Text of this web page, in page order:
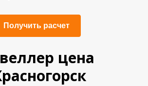
Получить расчет
цена